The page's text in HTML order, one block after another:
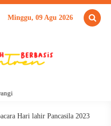
Minggu, 09 Agu 2026
Hari lahir Pancasila 2023